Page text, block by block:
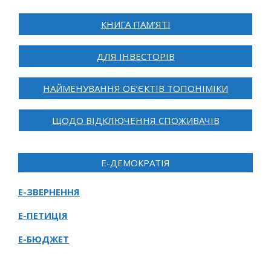
КНИГА ПАМ’ЯТІ
ДЛЯ ІНВЕСТОРІВ
НАЙМЕНУВАННЯ ОБ’ЄКТІВ ТОПОНІМІКИ
ЩОДО ВІДКЛЮЧЕННЯ СПОЖИВАЧІВ
Е-ДЕМОКРАТІЯ
Е-ЗВЕРНЕННЯ
Е-ПЕТИЦІЯ
Е-БЮДЖЕТ